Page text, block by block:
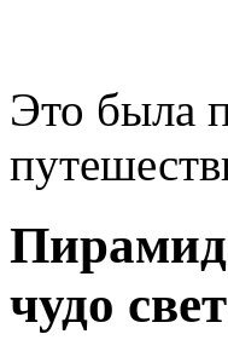
Это была
чудо